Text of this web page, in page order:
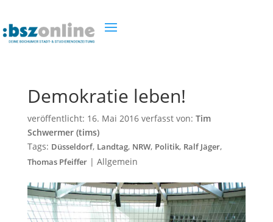
Demokratie leben!
veröffentlicht: 16. Mai 2016verfasst von: Tim
Schwermer (tims)
Tags: Düsseldorf, Landtag, NRW, Politik, Ralf Jäger,
Thomas Pfeiffer| Allgemein